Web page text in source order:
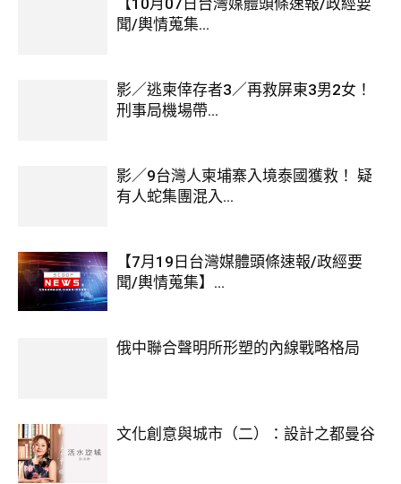
聞/輿情蒐集...
影／逃柬倖存者3／再救屏東3男2女！
刑事局機場帶...
影／9台灣人柬埔寨入境泰國獲救！ 疑
有人蛇集團混入...
【7月19日台灣媒體頭條速報/政經要
聞/輿情蒐集】...
俄中聯合聲明所形塑的內線戰略格局
文化創意與城市（二）：設計之都曼谷